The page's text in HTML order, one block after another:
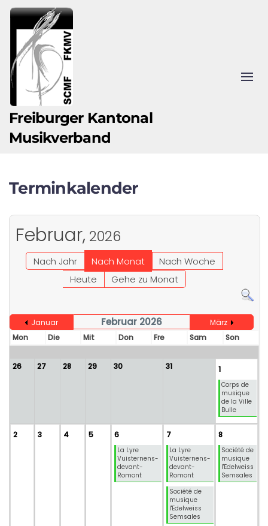
Zum Hauptinhalt springen
Freiburger Kantonal
Musikverband
Terminkalender
Februar, 2026
Nach Jahr Nach Monat
Nach Woche
Heute
Gehe zu Monat
Januar Februar 2026
März
Mon
Die Mit Don Fre Sam Son
26 27 28 29 30 31 1
Corps de
musique
de la Ville
Bulle
2 3 4 5 6
La Lyre
Vuisternens-
devant-
Romont
7
La Lyre
Vuisternens-
devant-
Romont
Société de
musique
l'Edelweiss
Semsales
8
Société de
musique
l'Edelweiss
Semsales